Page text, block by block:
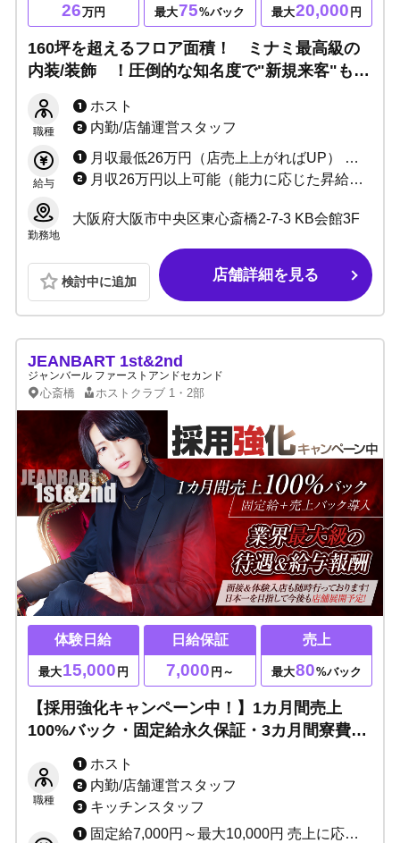
26万円 最大75%バック 最大20,000 円
160坪を超えるフロア面積！ ミナミ最高級の
内装/装飾 ！圧倒的な知名度で"新規来客"も多
けます！
職種
ホスト
内勤/店舗運営スタッフ
給与
月収最低26万円（店売上上がればUP） ＋歩合最大75%～+α
月収26万円以上可能（能力に応じた昇給制度あり）
勤務地
大阪府大阪市中央区東心斎橋2-7-3 KB会館3F
検討中に追加 店舗詳細を見る
JEANBART 1st&2nd
ジャンバール ファーストアンドセカンド
心斎橋 ホストクラブ 1・2部
体験日給
最大15,000 円
日給保証
7,000 円～
売上
最大80%バック
【採用強化キャンペーン中！】1カ月間売上
100%バック・固定給永久保証・3カ月間寮費無
料☆ノルマや罰則一切なし！退店自由◎完全自
由出勤制で週1日～学生アルバイトも歓迎！
職種
ホスト
内勤/店舗運営スタッフ
キッチンスタッフ
固定給7,000円～最大10,000円 売上に応じてインセンティブあり（最低60%～最高80%） ★完全日払い制 その他各種ボーナスあり ※当店は保証制度ではなく固定給制度です。 保証は売上バックが保証金額を上回れば無くなってしまいますが、 固定給は売上バックが上回っても無くなりません。 「固定給+売上バック」があなたのお給料になります！！ 例：保証の場合、保証1万円で売上バック2万円なら、 売上バック2万円分があなたのお給料です。 固定給の場合、固定1万円で売上バック2万円なら、 固定+売上＝合計3万円がお給料です♪ 固定給は永久に無くなりませんのでご安心ください。